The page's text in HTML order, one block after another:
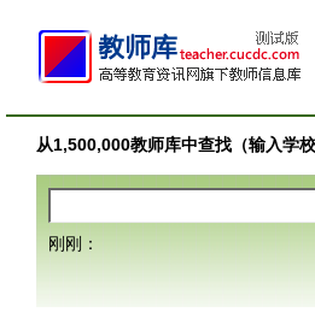
从1,500,000教师库中查找（输入学
刚刚：